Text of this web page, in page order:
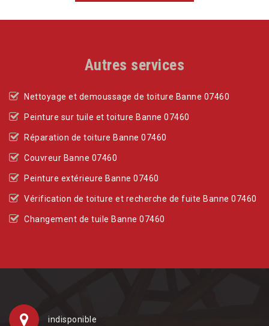
Autres services
Nettoyage et demoussage de toiture Banne 07460
Peinture sur tuile et toiture Banne 07460
Réparation de toiture Banne 07460
Couvreur Banne 07460
Peinture extérieure Banne 07460
Vérification de toiture et recherche de fuite Banne 07460
Changement de tuile Banne 07460
indisponible